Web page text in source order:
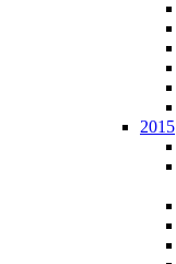
2015